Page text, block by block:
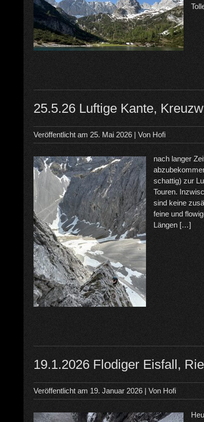
25.5.26 Luftige Kante,
Veröffentlicht am 25. Mai 2026 | Von Hofi
nach langer
schattig) zur
Touren.
sind keine
feine und
Längen […]
19.1.2026 Flodiger Eisfall,
Veröffentlicht am 19. Januar 2026 | Von Hofi